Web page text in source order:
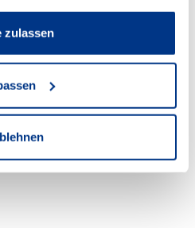
zulassen